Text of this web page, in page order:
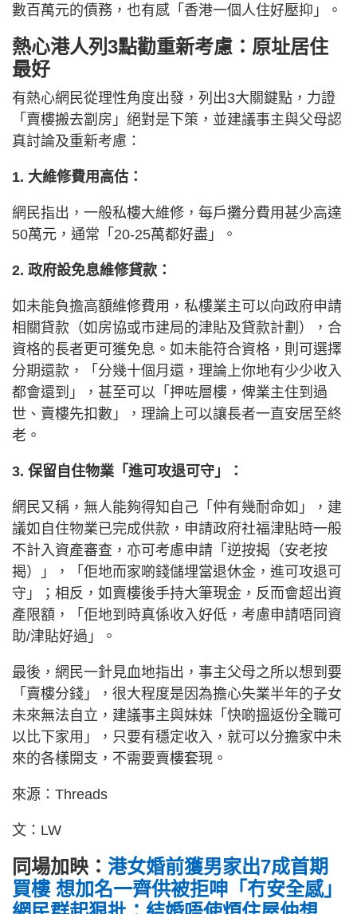
數百萬元的債務，也有感「香港一個人住好壓抑」。
熱心港人列3點勸重新考慮：原址居住
最好
有熱心網民從理性角度出發，列出3大關鍵點，力證
「賣樓搬去劏房」絕對是下策，並建議事主與父母認
真討論及重新考慮：
1. 大維修費用高估：
網民指出，一般私樓大維修，每戶攤分費用甚少高達
50萬元，通常「20-25萬都好盡」。
2. 政府設免息維修貸款：
如未能負擔高額維修費用，私樓業主可以向政府申請
相關貸款（如房協或市建局的津貼及貸款計劃），合
資格的長者更可獲免息。如未能符合資格，則可選擇
分期還款，「分幾十個月還，理論上你地有少少收入
都會還到」，甚至可以「押咗層樓，俾業主住到過
世、賣樓先扣數」，理論上可以讓長者一直安居至終
老。
3. 保留自住物業「進可攻退可守」：
網民又稱，無人能夠得知自己「仲有幾耐命如」，建
議如自住物業已完成供款，申請政府社福津貼時一般
不計入資產審查，亦可考慮申請「逆按揭（安老按
揭）」，「佢地而家啲錢儲埋當退休金，進可攻退可
守」；相反，如賣樓後手持大筆現金，反而會超出資
產限額，「佢地到時真係收入好低，考慮申請唔同資
助/津貼好過」。
最後，網民一針見血地指出，事主父母之所以想到要
「賣樓分錢」，很大程度是因為擔心失業半年的子女
未來無法自立，建議事主與妹妹「快啲搵返份全職可
以比下家用」，只要有穩定收入，就可以分擔家中未
來的各樣開支，不需要賣樓套現。
來源：Threads
文：LW
同場加映： 港女婚前獲男家出7成首期
買樓 想加名一齊供被拒呻「冇安全感」